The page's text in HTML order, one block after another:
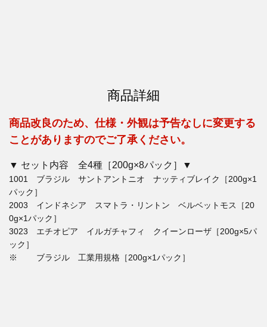
商品詳細
商品改良のため、仕様・外観は予告なしに変更する
ことがありますのでご了承ください。
▼ セット内容 全4種［200g×8パック］▼
1001 ブラジル サントアントニオ ナッティブレイク［200g×1
パック］
2003 インドネシア スマトラ・リントン ベルベットモス［20
0g×1パック］
3023 エチオピア イルガチャフィ クイーンローザ［200g×5パ
ック］
※ ブラジル 工業用規格［200g×1パック］